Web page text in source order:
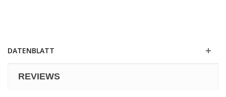
DATENBLATT
REVIEWS